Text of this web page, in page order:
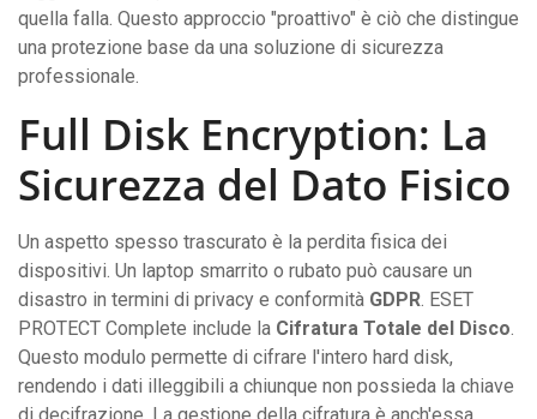
quella falla. Questo approccio "proattivo" è ciò che distingue
una protezione base da una soluzione di sicurezza
professionale.
Full Disk Encryption: La
Sicurezza del Dato Fisico
Un aspetto spesso trascurato è la perdita fisica dei
dispositivi. Un laptop smarrito o rubato può causare un
disastro in termini di privacy e conformità GDPR. ESET
PROTECT Complete include la Cifratura Totale del Disco.
Questo modulo permette di cifrare l'intero hard disk,
rendendo i dati illeggibili a chiunque non possieda la chiave